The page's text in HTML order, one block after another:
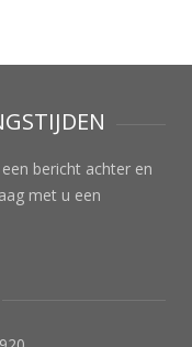
bericht achter en
met u een